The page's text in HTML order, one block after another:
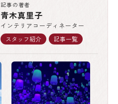
記事の著者
青木真里子
インテリアコーディネーター
スタッフ紹介
記事一覧